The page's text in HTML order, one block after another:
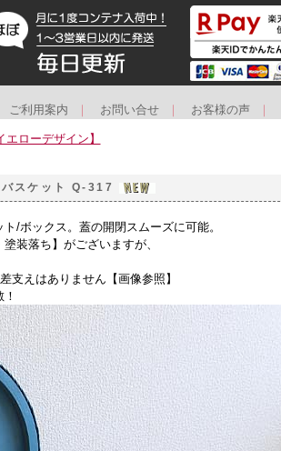
ご利用案内 お問い合せ お客様の声
ローデザイン】
スケット Q-317
/ボックス。蓋の開閉スムーズに可能。
装落ち】がございますが、
支えはありません【画像参照】